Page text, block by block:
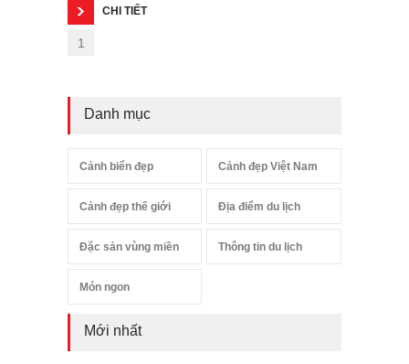
CHI TIẾT
1
Danh mục
Cảnh biển đẹp Cảnh đẹp Việt Nam
Cảnh đẹp thế giới Địa điểm du lịch
Đặc sản vùng miền Thông tin du lịch
Món ngon
Mới nhất